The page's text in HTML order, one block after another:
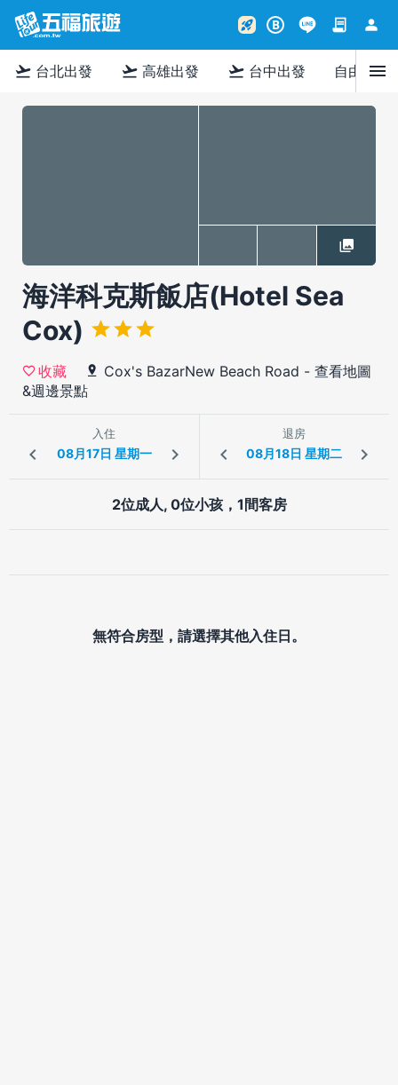
rocket_launch B contract person
flight_takeoff 台北出發 flight_takeoff 高雄出發 flight_takeoff 台中出發 自由行menu
海洋科克斯飯店(Hotel Sea
Cox)
收藏 Cox's BazarNew Beach Road - 查看地圖
&週邊景點
入住 退房
2位成人, 0位小孩，1間客房
無符合房型，請選擇其他入住日。